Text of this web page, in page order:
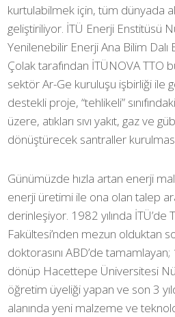
kurtulabilmek için, tüm dünyada
geliştiriliyor. İTÜ Enerji Enstitüsü
Yenilenebilir Enerji Ana Bilim Dalı
Çolak tarafından İTÜNOVA TTO
sektör Ar-Ge kuruluşu işbirliği ile
destekli proje, “tehlikeli”
üzere, atıkları sıvı yakıt, gaz ve
dönüştürecek santraller
Günümüzde hızla artan enerji
enerji üretimi ile ona olan talep
derinleşiyor. 1982 yılında İTÜ’de
Fakültesi’nden mezun olduktan
doktorasını ABD’de tamamlayan;
dönüp Hacettepe Üniversitesi
öğretim üyeliği yapan ve son 3
alanında yeni malzeme ve